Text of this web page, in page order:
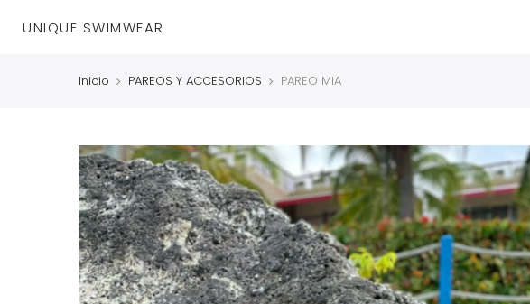
UNIQUE SWIMWEAR
Inicio PAREOS Y ACCESORIOS PAREO MIA